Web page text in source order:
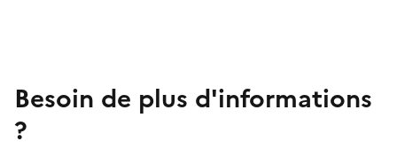
Besoin de plus d'informations
?